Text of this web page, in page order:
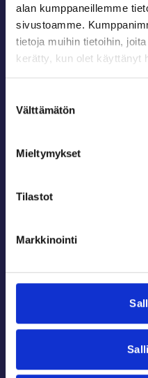
alan kumppaneillemme
sivustoamme.
tietoja muihin tietoihin,
kerätty, kun olet käyttänyt
valinta
Välttämätön
Mieltymykset
Tilastot
Markkinointi
Tilaa
Uusi Kuvasto